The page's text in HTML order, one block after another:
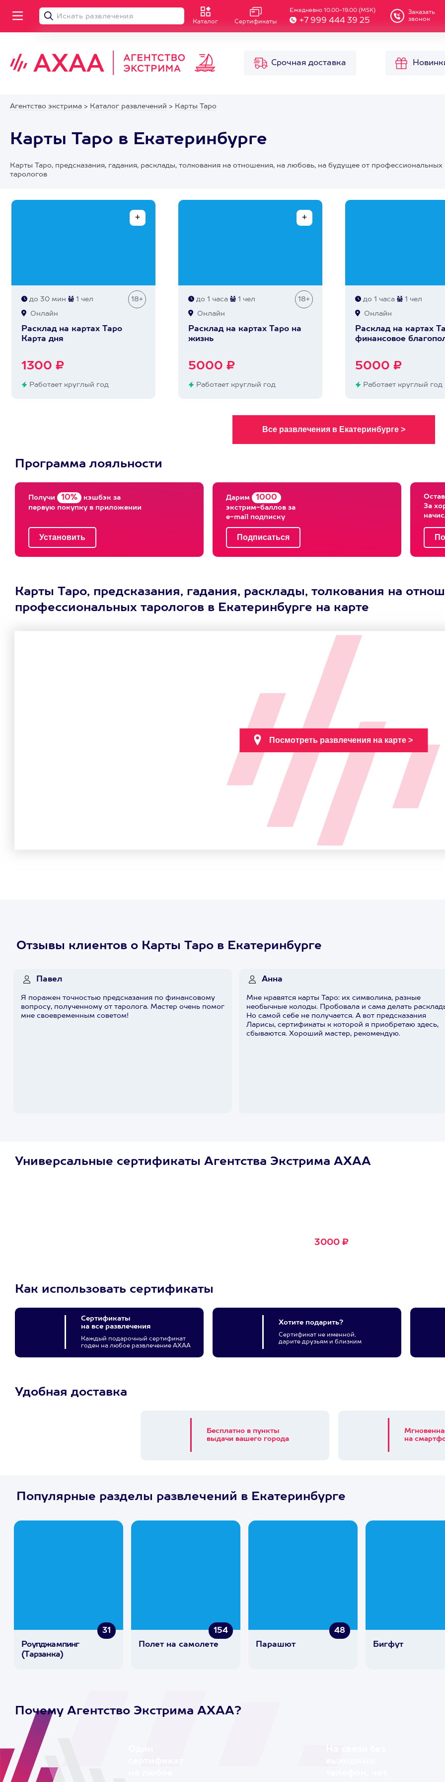
Каталог Сертификаты
Ежедневно 10.00-19.00 (MSK)
+7 999 444 39 25
Заказать
звонок
Срочная доставка
Агентство экстрима > Каталог развлечений > Карты Таро
Карты Таро в Екатеринбурге
Карты Таро, предсказания, гадания, расклады, толкования на отношения, на любовь, на будущее от профессиональных
тарологов
до 30 мин 1 чел 18+
Онлайн
Расклад на картах Таро
Карта дня
1300 ₽
Работает круглый год
до 1 часа 1 чел 18+
Онлайн
Расклад на картах Таро на
жизнь
5000 ₽
Работает круглый год
до 1 часа 1 чел
Онлайн
Расклад на картах
финансовое
5000 ₽
Работает круглый год
Программа лояльности
Получи 10% кэшбэк за
первую покупку в приложении
Дарим 1000
экстрим-баллов за
e-mail подписку
За
Карты Таро, предсказания, гадания, расклады, толкования на
профессиональных тарологов в Екатеринбурге на карте
Отзывы клиентов о Карты Таро в Екатеринбурге
Павел
Я поражен точностью предсказания по финансовому
вопросу, полученному от таролога. Мастер очень помог
мне своевременным советом!
Анна
Мне нравятся карты Таро: их символика, разные
необычные колоды. Пробовала и сама делать
Но самой себе не получается. А вот предсказания
Ларисы, сертификаты к которой я приобретаю здесь,
сбываются. Хороший мастер, рекомендую.
Универсальные сертификаты Агентства Экстрима АХАА
3000 ₽
Как использовать сертификаты
Сертификаты
на все развлечения
Каждый подарочный сертификат
годен на любое развлечение АХАА
Хотите подарить?
Сертификат не именной,
дарите друзьям и близким
Удобная доставка
Бесплатно в пункты
выдачи вашего города
на
Популярные разделы развлечений в Екатеринбурге
31
Роупджампинг
(Тарзанка)
154
Полет на самолете
48
Парашют
Бигфут
Почему Агентство Экстрима AXAA?